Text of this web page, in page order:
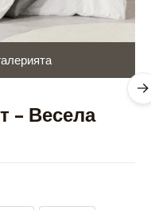
– Весела